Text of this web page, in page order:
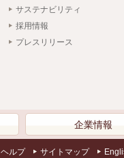
サステナビリティ
採用情報
プレスリリース
企業情報
ヘルプ サイトマップ